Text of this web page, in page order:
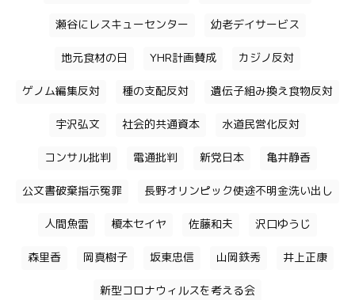
瀬谷にレスキューセンター 幼老デイサービス
地元食材の日 YHR計画賛成 カジノ反対
ゲノム編集反対 種の支配反対 遺伝子組み換え食物反対
宇沢弘文 社会的共通資本 水道民営化反対
コンサル批判 電通批判 新党日本 亀井静香
公文書破棄指示冤罪 長野オリンピック使途不明金洗い出し
人間魚雷 榎本セイヤ 佐藤和夫 沢口ゆうじ
森里香 岡真樹子 坂東忠信 山岡鉄秀 井上正康
新型コロナウィルスを考える会